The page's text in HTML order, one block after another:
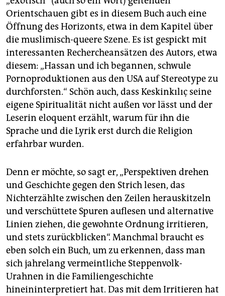
Orientschauen gibt es in diesem Buch auch eine
Öffnung des Horizonts, etwa in dem Kapitel über
die muslimisch-queere Szene. Es ist gespickt mit
interessanten Rechercheansätzen des Autors, etwa
diesem: „Hassan und ich begannen, schwule
Pornoproduktionen aus den USA auf Stereotype zu
durchforsten.“ Schön auch, dass Keskinkılıç seine
eigene Spiritualität nicht außen vor lässt und der
Leserin eloquent erzählt, warum für ihn die
Sprache und die Lyrik erst durch die Religion
erfahrbar wurden.
Denn er möchte, so sagt er, „Perspektiven drehen
und Geschichte gegen den Strich lesen, das
Nichterzählte zwischen den Zeilen herauskitzeln
und verschüttete Spuren auflesen und alternative
Linien ziehen, die gewohnte Ordnung irritieren,
und stets zurückblicken“. Manchmal braucht es
eben solch ein Buch, um zu erkennen, dass man
sich jahrelang vermeintliche Steppenvolk-
Urahnen in die Familiengeschichte
hineininterpretiert hat. Das mit dem Irritieren hat